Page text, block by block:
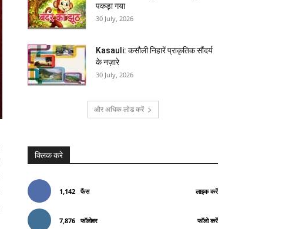
पकड़ा गया
30 July, 2026
Kasauli: कसौली निहारें प्राकृतिक सौंदर्य
के नज़ारे
30 July, 2026
और अधिक लोड करें
क्लिक करे
1,142 फैंस लाइक करें
7,876 फॉलोवर फॉलो करें